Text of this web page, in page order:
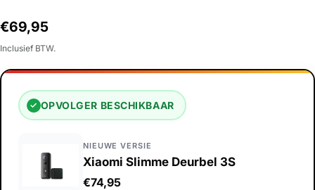
Normale
prijs
€69,95
Inclusief BTW.
✓ OPVOLGER BESCHIKBAAR
NIEUWE VERSIE
Xiaomi Slimme Deurbel 3S
€74,95